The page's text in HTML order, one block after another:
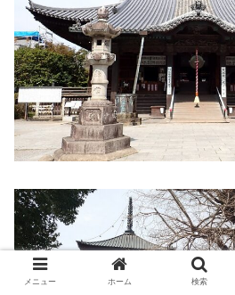
メニュー ホーム 検索